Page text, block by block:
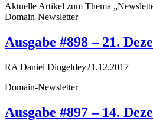
Aktuelle Artikel zum Thema
Domain-Newsletter
Ausgabe #898 – 21.
RA Daniel Dingeldey21.12.2017
Domain-Newsletter
Ausgabe #897 – 14.